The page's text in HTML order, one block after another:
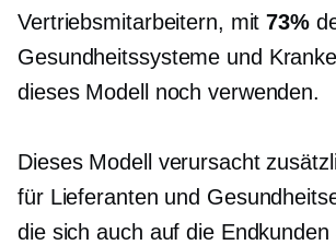
Vertriebsmitarbeitern, mit73%
Gesundheitssysteme und
dieses Modell noch verwenden.
Dieses Modell verursacht
für Lieferanten und
die sich auch auf die Endkunden